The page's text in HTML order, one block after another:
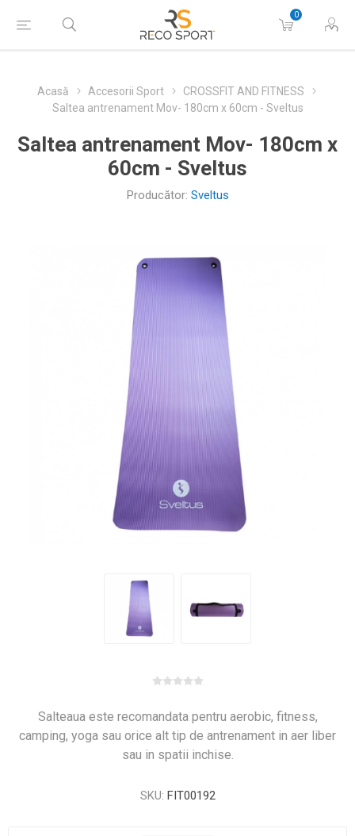
0
Acasă Accesorii Sport
CROSSFIT AND FITNESS
Saltea antrenament Mov- 180cm x 60cm - Sveltus
Saltea antrenament Mov- 180cm x
60cm - Sveltus
Producător: Sveltus
Salteaua este recomandata pentru aerobic, fitness,
camping, yoga sau orice alt tip de antrenament in aer liber
sau in spatii inchise.
SKU: FIT00192